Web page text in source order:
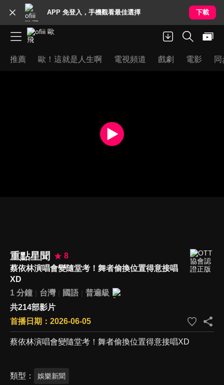
APP 免登入，手機觀看最佳選擇 下載
推薦 歐！這就是人生啊 電視頻道 戲劇 電影
重點星聞
8
蔡依林演唱會變隨堂考！舞者偷換位置得意接唱
XD
1 分鐘
台灣 國語
普遍級
共214部影片
首播日期：2026-06-05
蔡依林演唱會變隨堂考！舞者偷換位置得意接唱XD
類型 娛樂新聞